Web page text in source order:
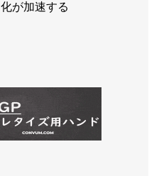
化が加速する